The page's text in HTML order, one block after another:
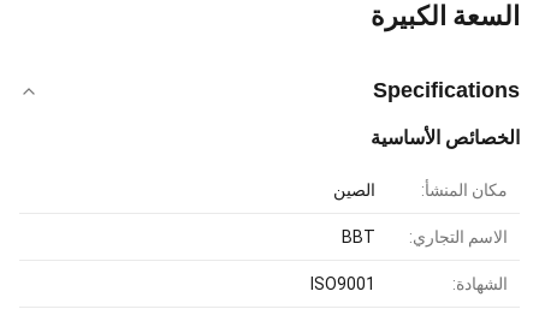
السعة الكبيرة
Specifications
الخصائص الأساسية
مكان المنشأ: الصين
الاسم التجاري: BBT
الشهادة: ISO9001